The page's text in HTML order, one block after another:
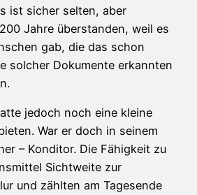
ist sicher selten, aber
Jahre überstanden, weil es
gab, die das schon
solcher Dokumente erkannten
jedoch noch eine kleine
War er doch in seinem
– Konditor. Die Fähigkeit zu
Sichtweite zur
und zählten am Tagesende